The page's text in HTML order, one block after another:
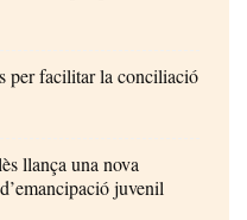
per facilitar la conciliació
llança una nova
juvenil